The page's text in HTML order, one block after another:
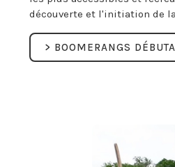
découverte et l'initiation de
> BOOMERANGS